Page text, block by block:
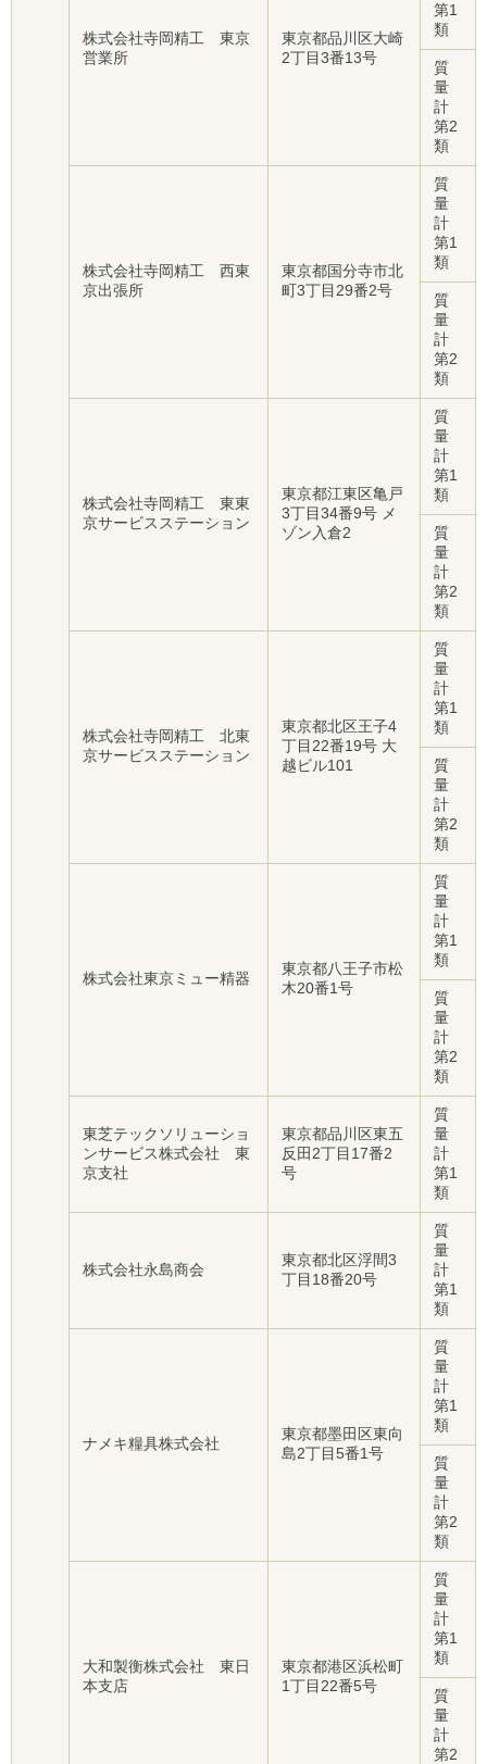
株式会社寺岡精工 東京
営業所
東京都品川区大崎
2丁目3番13号
第1
類
質
量
計
第2
類
株式会社寺岡精工 西東
京出張所
東京都国分寺市北
町3丁目29番2号
質
量
計
第1
類
質
量
計
第2
類
株式会社寺岡精工 東東
京サービスステーション
東京都江東区亀戸
3丁目34番9号 メ
ゾン入倉2
質
量
計
第1
類
質
量
計
第2
類
株式会社寺岡精工 北東
京サービスステーション
東京都北区王子4
丁目22番19号 大
越ビル101
質
量
計
第1
類
質
量
計
第2
類
株式会社東京ミュー精器
東京都八王子市松
木20番1号
質
量
計
第1
類
質
量
計
第2
類
東芝テックソリューショ
ンサービス株式会社 東
京支社
東京都品川区東五
反田2丁目17番2
号
質
量
計
第1
類
株式会社永島商会
東京都北区浮間3
丁目18番20号
質
量
計
第1
類
ナメキ糧具株式会社
東京都墨田区東向
島2丁目5番1号
質
量
計
第1
類
質
量
計
第2
類
大和製衡株式会社 東日
本支店
東京都港区浜松町
1丁目22番5号
質
量
計
第1
類
質
量
計
第2